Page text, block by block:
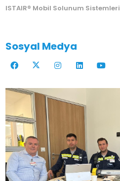
ISTAIR® Mobil Solunum Sistemleri
Sosyal Medya